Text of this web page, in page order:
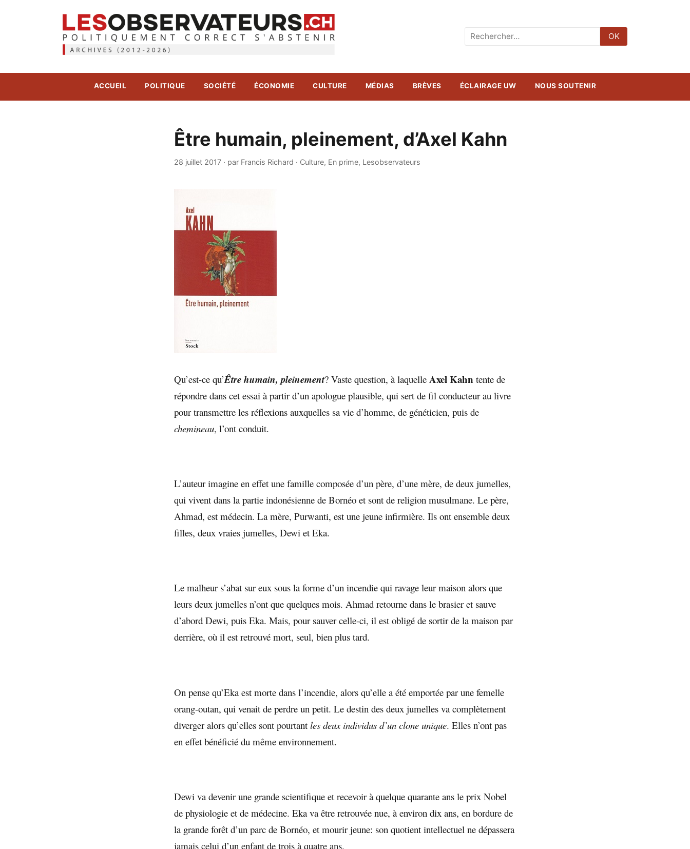
Rechercher
:
OK
ACCUEIL POLITIQUE SOCIÉTÉ ÉCONOMIE CULTURE MÉDIAS BRÈVES ÉCLAIRAGE UW NOUS SOUTENIR
Être humain, pleinement, d’Axel Kahn
28 juillet 2017 · par Francis Richard · Culture, En prime, Lesobservateurs
Qu’est-ce qu’Être humain, pleinement? Vaste question, à laquelle Axel Kahn tente de
répondre dans cet essai à partir d’un apologue plausible, qui sert de fil conducteur au livre
pour transmettre les réflexions auxquelles sa vie d’homme, de généticien, puis de
chemineau, l’ont conduit.
L’auteur imagine en effet une famille composée d’un père, d’une mère, de deux jumelles,
qui vivent dans la partie indonésienne de Bornéo et sont de religion musulmane. Le père,
Ahmad, est médecin. La mère, Purwanti, est une jeune infirmière. Ils ont ensemble deux
filles, deux vraies jumelles, Dewi et Eka.
Le malheur s’abat sur eux sous la forme d’un incendie qui ravage leur maison alors que
leurs deux jumelles n’ont que quelques mois. Ahmad retourne dans le brasier et sauve
d’abord Dewi, puis Eka. Mais, pour sauver celle-ci, il est obligé de sortir de la maison par
derrière, où il est retrouvé mort, seul, bien plus tard.
On pense qu’Eka est morte dans l’incendie, alors qu’elle a été emportée par une femelle
orang-outan, qui venait de perdre un petit. Le destin des deux jumelles va complètement
diverger alors qu’elles sont pourtant les deux individus d’un clone unique. Elles n’ont pas
en effet bénéficié du même environnement.
Dewi va devenir une grande scientifique et recevoir à quelque quarante ans le prix Nobel
de physiologie et de médecine. Eka va être retrouvée nue, à environ dix ans, en bordure de
la grande forêt d’un parc de Bornéo, et mourir jeune: son quotient intellectuel ne dépassera
jamais celui d’un enfant de trois à quatre ans.